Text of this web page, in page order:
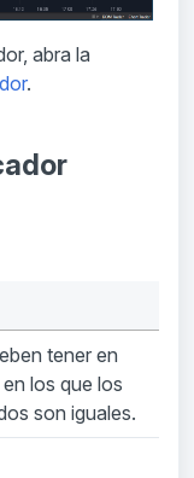
abra la
.
tener en
los que los
son iguales.